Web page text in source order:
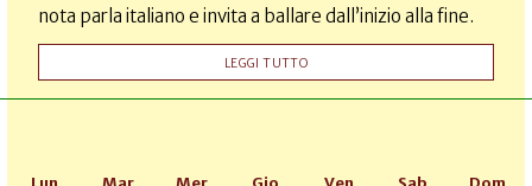
nota parla italiano e invita a ballare dall’inizio alla fine.
LEGGI TUTTO